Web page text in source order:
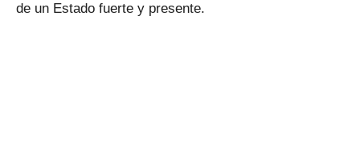
de un Estado fuerte y presente.